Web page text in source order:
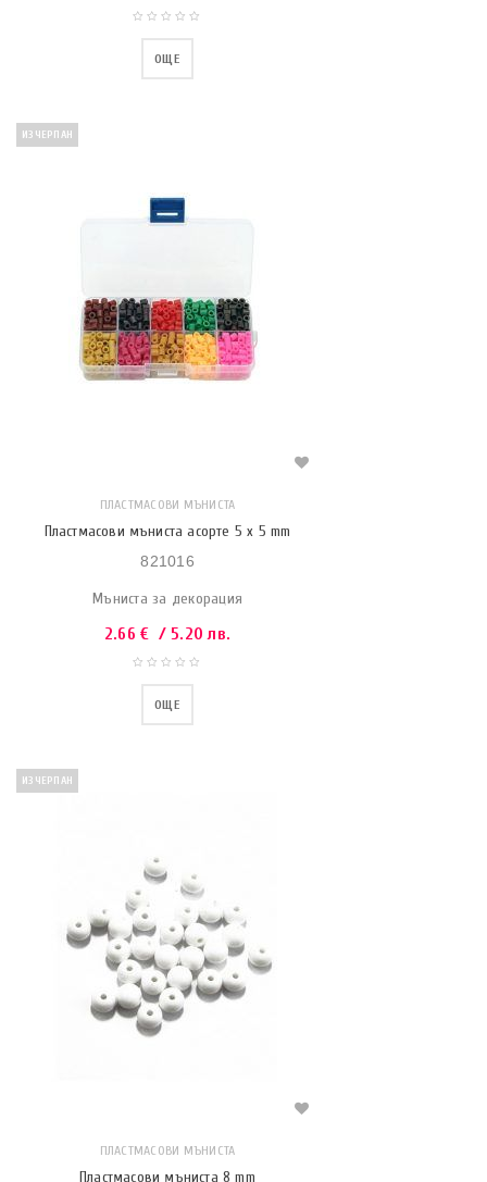
ОЩЕ
ИЗЧЕРПАН
ПЛАСТМАСОВИ МЪНИСТА
Пластмасови мъниста асорте 5 x 5 mm
821016
Мъниста за декорация
2.66€ / 5.20 лв.
ОЩЕ
ИЗЧЕРПАН
ПЛАСТМАСОВИ МЪНИСТА
Пластмасови мъниста 8 mm